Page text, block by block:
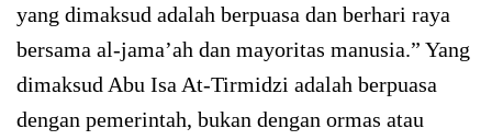
yang dimaksud adalah berpuasa dan berhari raya
bersama al-jama’ah dan mayoritas manusia.” Yang
dimaksud Abu Isa At-Tirmidzi adalah berpuasa
dengan pemerintah, bukan dengan ormas atau